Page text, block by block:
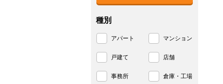
種別
アパート マンション
戸建て 店舗
事務所 倉庫・工場